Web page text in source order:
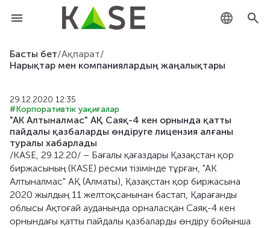
Басты бет/Ақпарат/
Нарықтар мен компаниялардың жаңалықтары
29.12.2020 12:35
#Корпоративтік уақиғалар
"АК Алтыналмас" АҚ Саяқ-4 кен орнында қатты
пайдалы қазбаларды өндіруге лицензия алғаны
туралы хабарлады
/KASE, 29.12.20/ – Бағалы қағаздары Қазақстан қор
биржасының (KASE) ресми тізімінде тұрған, "АК
Алтыналмас" АҚ (Алматы), Қазақстан қор биржасына
2020 жылдың 11 желтоқсанынан бастап, Қарағанды
облысы Ақтоғай ауданында орналасқан Саяқ-4 кен
орнындағы қатты пайдалы қазбаларды өндіру бойынша